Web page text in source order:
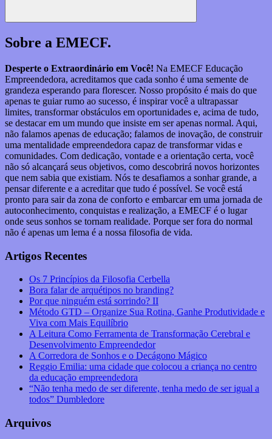
Pesquisar
Sobre a EMECF.
Desperte o Extraordinário em Você! Na EMECF Educação
Empreendedora, acreditamos que cada sonho é uma semente de
grandeza esperando para florescer. Nosso propósito é mais do que
apenas te guiar rumo ao sucesso, é inspirar você a ultrapassar
limites, transformar obstáculos em oportunidades e, acima de tudo,
se destacar em um mundo que insiste em ser apenas normal. Aqui,
não falamos apenas de educação; falamos de inovação, de construir
uma mentalidade empreendedora capaz de transformar vidas e
comunidades. Com dedicação, vontade e a orientação certa, você
não só alcançará seus objetivos, como descobrirá novos horizontes
que nem sabia que existiam. Nós te desafiamos a sonhar grande, a
pensar diferente e a acreditar que tudo é possível. Se você está
pronto para sair da zona de conforto e embarcar em uma jornada de
autoconhecimento, conquistas e realização, a EMECF é o lugar
onde seus sonhos se tornam realidade. Porque ser fora do normal
não é apenas um lema é a nossa filosofia de vida.
Artigos Recentes
Os 7 Princípios da Filosofia Cerbella
Bora falar de arquétipos no branding?
Por que ninguém está sorrindo? II
Método GTD – Organize Sua Rotina, Ganhe Produtividade e
Viva com Mais Equilíbrio
A Leitura Como Ferramenta de Transformação Cerebral e
Desenvolvimento Empreendedor
A Corredora de Sonhos e o Decágono Mágico
Reggio Emilia: uma cidade que colocou a criança no centro
da educação empreendedora
“Não tenha medo de ser diferente, tenha medo de ser igual a
todos” Dumbledore
Arquivos